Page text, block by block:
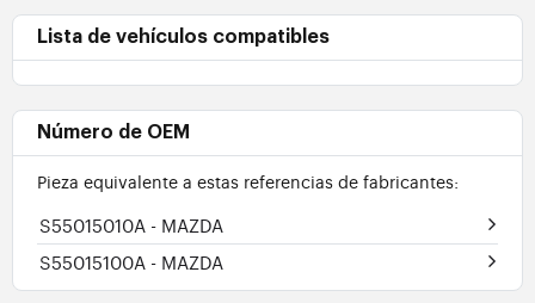
Lista de vehículos compatibles
Número de OEM
Pieza equivalente a estas referencias de fabricantes:
S55015010A - MAZDA
S55015100A - MAZDA